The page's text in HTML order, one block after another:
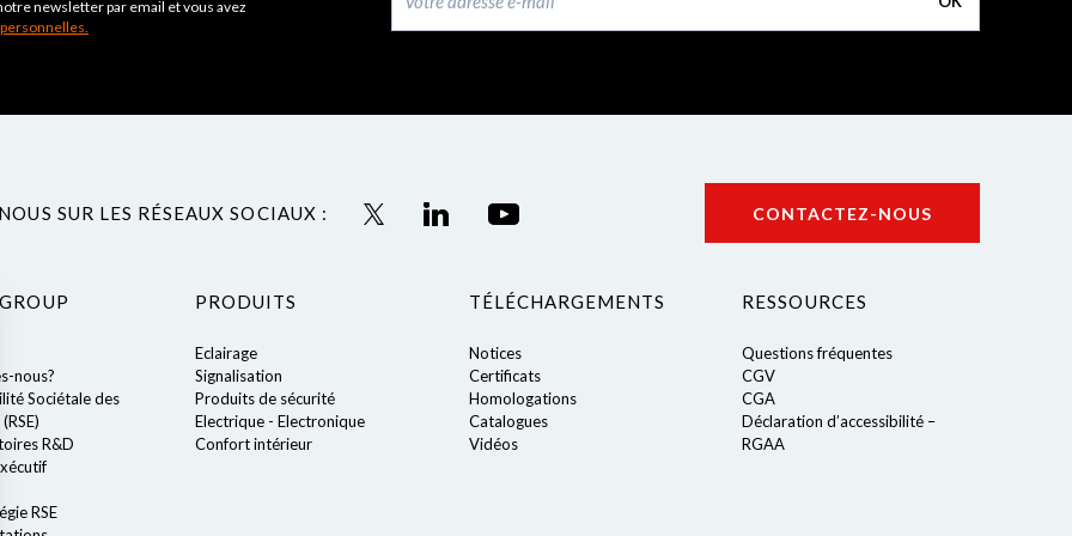
newsletter par email et vous avez
SUR LES RÉSEAUX SOCIAUX : CONTACTEZ-NOUS
nous?
Sociétale des
R&D
RSE
PRODUITS
Eclairage
Signalisation
Produits de sécurité
Electrique - Electronique
Confort intérieur
TÉLÉCHARGEMENTS
Notices
Certificats
Homologations
Catalogues
Vidéos
RESSOURCES
Questions fréquentes
CGV
CGA
Déclaration d’accessibilité –
RGAA